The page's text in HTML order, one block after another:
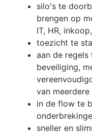
silo's te
brengen op
IT, HR,
toezicht te
aan de
beveiliging,
van
in de flow te
sneller en